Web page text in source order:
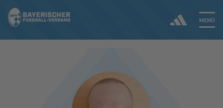
MENÜ
ERGEBNISSE & WETTBEWERBE